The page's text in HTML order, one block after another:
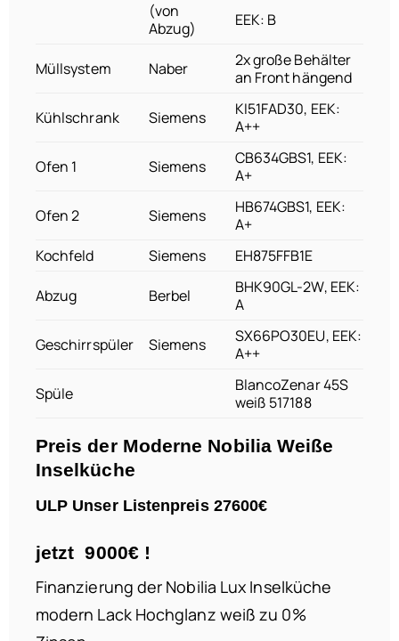
(von
Abzug)
EEK: B
Müllsystem Naber
2x große Behälter
an Front hängend
Kühlschrank Siemens
KI51FAD30, EEK:
A++
Ofen 1 Siemens
CB634GBS1, EEK:
A+
Ofen 2 Siemens
HB674GBS1, EEK:
A+
Kochfeld
Siemens EH875FFB1E
Abzug Berbel
BHK90GL-2W, EEK:
A
Geschirrspüler Siemens
SX66PO30EU, EEK:
A++
Spüle
BlancoZenar 45S
weiß 517188
Preis der Moderne Nobilia Weiße
Inselküche
ULP Unser Listenpreis 27600€
jetzt 9000€ !
Finanzierung der Nobilia Lux Inselküche
modern Lack Hochglanz weiß zu 0%